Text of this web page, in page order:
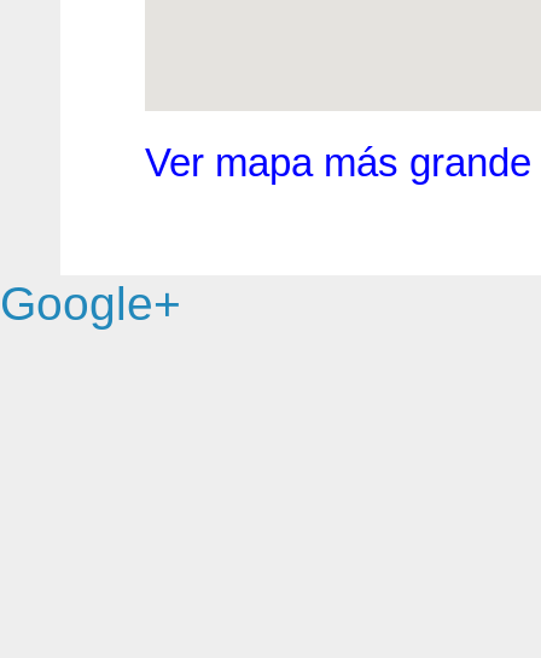
Ver mapa más grande
Google+